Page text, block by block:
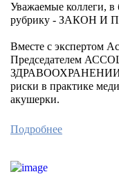
Уважаемые коллеги,
рубрику - ЗАКОН И
Вместе с экспертом
Председателем
ЗДРАВООХРАНЕНИИ
риски в практике
акушерки.
Подробнее